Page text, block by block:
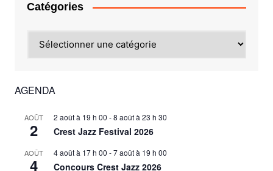
Catégories
AGENDA
AOÛT
2
2 août à 19 h 00 -8 août à 23 h 30
Crest Jazz Festival 2026
AOÛT
4
4 août à 17 h 00 -7 août à 19 h 00
Concours Crest Jazz 2026